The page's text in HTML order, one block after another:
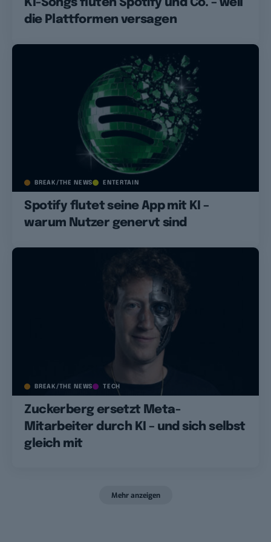
KI-Songs fluten Spotify und Co. – weil
die Plattformen versagen
BREAK/THE NEWS ENTERTAIN
Spotify flutet seine App mit KI –
warum Nutzer genervt sind
BREAK/THE NEWS TECH
Zuckerberg ersetzt Meta-
Mitarbeiter durch KI – und sich selbst
gleich mit
Mehr anzeigen